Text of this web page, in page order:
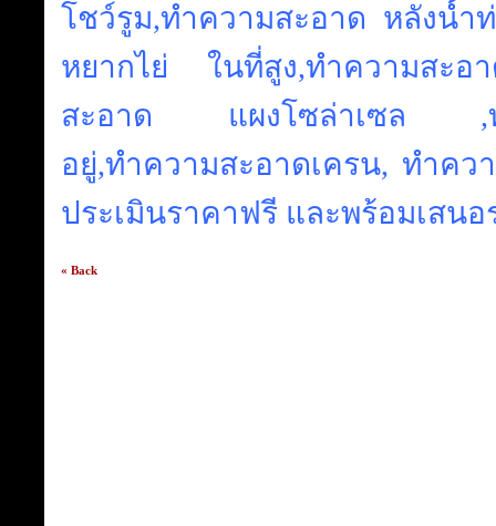
โชว์รูม,ทำความสะอาด หลังน้ำ
หยากไย่ ในที่สูง,ทำความสะ
สะอาด แผงโซล่าเซล ,ทำ
อยู่,ทำความสะอาดเครน, ทำคว
ประเมินราคาฟรี และพร้อมเสน
« Back